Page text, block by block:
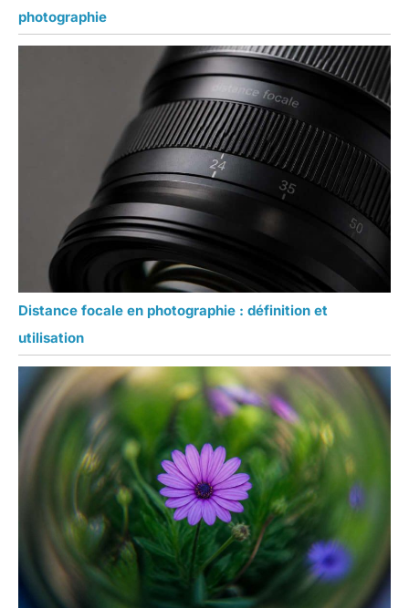
photographie
Distance focale en photographie : définition et
utilisation